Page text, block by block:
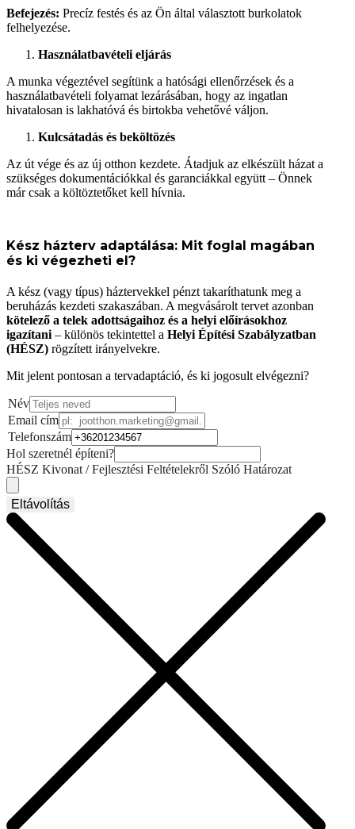
Befejezés: Precíz festés és az Ön által választott burkolatok
felhelyezése.
Használatbavételi eljárás
A munka végeztével segítünk a hatósági ellenőrzések és a
használatbavételi folyamat lezárásában, hogy az ingatlan
hivatalosan is lakhatóvá és birtokba vehetővé váljon.
Kulcsátadás és beköltözés
Az út vége és az új otthon kezdete. Átadjuk az elkészült házat a
szükséges dokumentációkkal és garanciákkal együtt – Önnek
már csak a költöztetőket kell hívnia.
Kész házterv adaptálása: Mit foglal magában
és ki végezheti el?
A kész (vagy típus) háztervekkel pénzt takaríthatunk meg a
beruházás kezdeti szakaszában. A megvásárolt tervet azonban
kötelező a telek adottságaihoz és a helyi előírásokhoz
igazítani – különös tekintettel a Helyi Építési Szabályzatban
(HÉSZ) rögzített irányelvekre.
Mit jelent pontosan a tervadaptáció, és ki jogosult elvégezni?
Név
Email cím
Telefonszám
Hol szeretnél építeni?
HÉSZ Kivonat / Fejlesztési Feltételekről Szóló Határozat
Eltávolítás